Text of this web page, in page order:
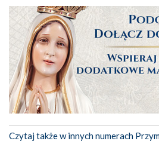
Czytaj także w innych numerach